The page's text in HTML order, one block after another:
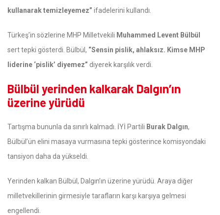
kullanarak temizleyemez” ifadelerini kullandı.
Türkeş’in sözlerine MHP Milletvekili Muhammed Levent Bülbül
sert tepki gösterdi. Bülbül, “Sensin pislik, ahlaksız. Kimse MHP
liderine ‘pislik’ diyemez” diyerek karşılık verdi.
Bülbül yerinden kalkarak Dalgın’ın
üzerine yürüdü
Tartışma bununla da sınırlı kalmadı. İYİ Partili Burak Dalgın,
Bülbül’ün elini masaya vurmasına tepki gösterince komisyondaki
tansiyon daha da yükseldi.
Yerinden kalkan Bülbül, Dalgın’ın üzerine yürüdü. Araya diğer
milletvekillerinin girmesiyle tarafların karşı karşıya gelmesi
engellendi.